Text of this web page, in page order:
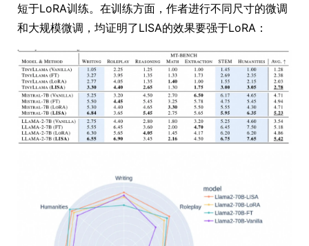
短于LoRA训练。在训练方面，作者进行不同尺寸的微调
和大规模微调，均证明了LISA的效果要强于LoRA：